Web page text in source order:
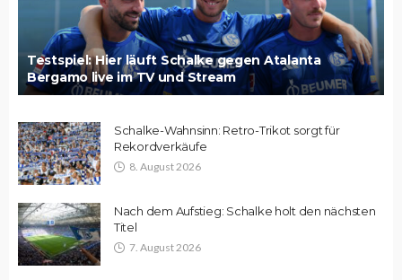
Testspiel: Hier läuft Schalke gegen Atalanta
Bergamo live im TV und Stream
Schalke-Wahnsinn: Retro-Trikot sorgt für
Rekordverkäufe
8. August 2026
Nach dem Aufstieg: Schalke holt den nächsten
Titel
7. August 2026